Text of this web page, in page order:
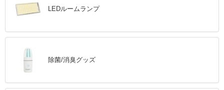
LEDルームランプ
除菌/消臭グッズ